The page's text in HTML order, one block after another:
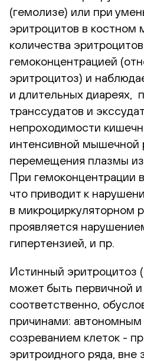
(гемолизе) или при
эритроцитов в
количества
гемоконцентрацией
эритроцитоз) и
и длительных диареях,
транссудатов и
непроходимости
интенсивной мышечной
перемещения плазмы из
При гемоконцентрации
что приводит к
в микроциркуляторном
проявляется
гипертензией, и пр.
Истинный эритроцитоз
может быть первичной и
соответственно,
причинами:
созреванием клеток -
эритроидного ряда, вне